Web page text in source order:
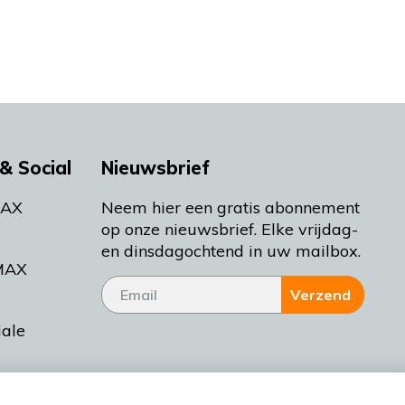
Social Nieuwsbrief
Neem hier een gratis abonnement
op onze nieuwsbrief. Elke vrijdag-
en dinsdagochtend in uw mailbox.
Verzend